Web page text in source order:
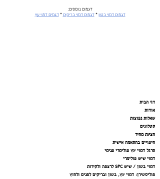
דגמים נוספים:
דגמים דמוי בטון *דגמים דמוי בריקים *דגמים דמוי עץ
דף הבית
אודות
שאלות נפוצות
קטלוגים
הצעת מחיר
חיפויים בהתאמה אישית
סרגל דמוי עץ פולימרי פנימי
דמוי שיש פולימרי
דמוי בטון / שיש SPC לרצפה ולקירות
פוליסטירן: דמוי עץ, בטון ובריקים לפנים ולחוץ